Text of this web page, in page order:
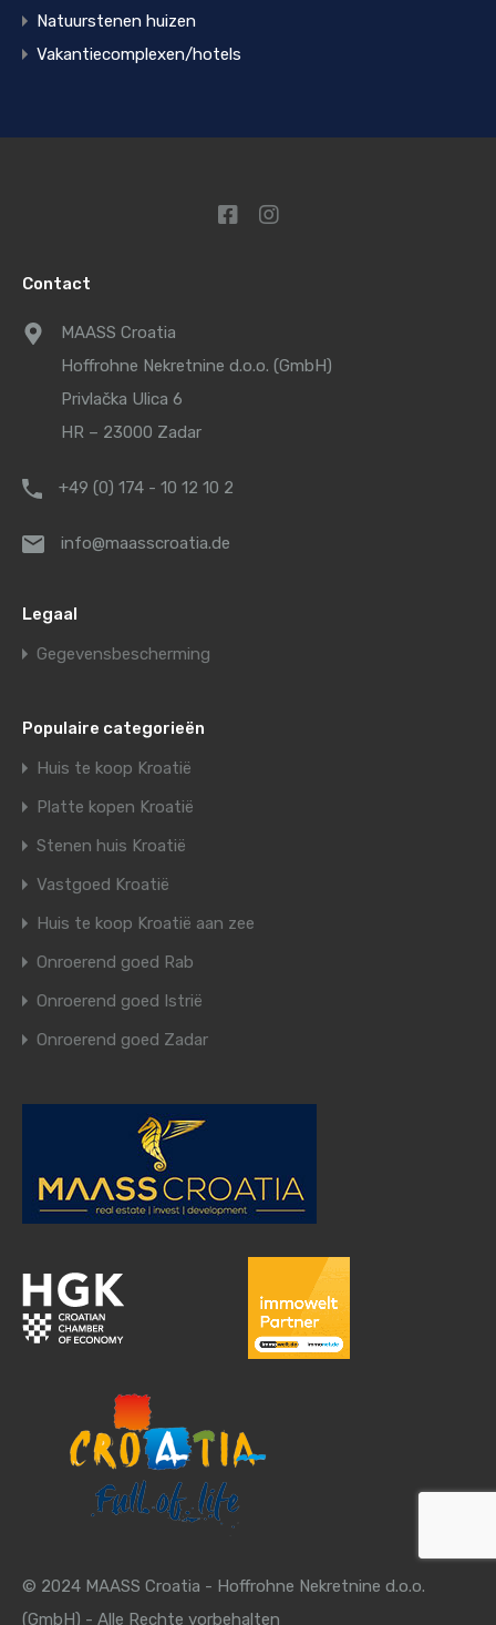
Natuurstenen huizen
Vakantiecomplexen/hotels
Contact
MAASS Croatia
Hoffrohne Nekretnine d.o.o. (GmbH)
Privlačka Ulica 6
HR – 23000 Zadar
+49 (0) 174 - 10 12 10 2
info@maasscroatia.de
Legaal
Gegevensbescherming
Populaire categorieën
Huis te koop Kroatië
Platte kopen Kroatië
Stenen huis Kroatië
Vastgoed Kroatië
Huis te koop Kroatië aan zee
Onroerend goed Rab
Onroerend goed Istrië
Onroerend goed Zadar
© 2024 MAASS Croatia - Hoffrohne Nekretnine d.o.o.
(GmbH) - Alle Rechte vorbehalten